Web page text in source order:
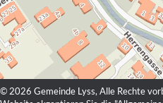
© 2026 Gemeinde Lyss, Alle Rechte